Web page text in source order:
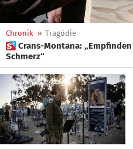
Chronik » Tragödie
 Crans-Montana: „Empfinden keine Wut, nur tiefen
Schmerz“